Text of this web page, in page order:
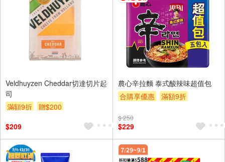
Veldhuyzen Cheddar切達切片起
司
滿額9折
贈$200
$209
農心辛拉麵 泰式酸辣味超值包
合購享優惠
滿額9折
$ 250
$229